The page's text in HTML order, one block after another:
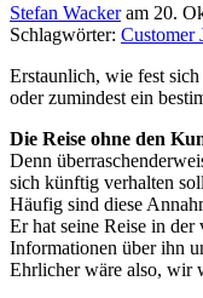
Stefan Wackeram 20.
Schlagwörter: Customer
Erstaunlich, wie fest
oder zumindest ein
Die Reise ohne den
Denn
sich künftig verhalten
Häufig sind diese
Er hat seine Reise in
Informationen über ihn
Ehrlicher wäre also, wir